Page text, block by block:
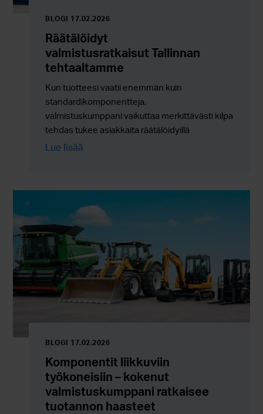
BLOGI 17.02.2026
Räätälöidyt
valmistusratkaisut Tallinnan
tehtaaltamme
Kun tuotteesi vaatii enemmän kuin
standardikomponentteja,
valmistuskumppani vaikuttaa merkittävästi
tehdas tukee asiakkaita räätälöidyillä
valmistusratkaisuilla, kokoonpanoilla ja
Lue lisää
BLOGI 17.02.2026
Komponentit liikkuviin
työkoneisiin – kokenut
valmistuskumppani ratkaisee
tuotannon haasteet